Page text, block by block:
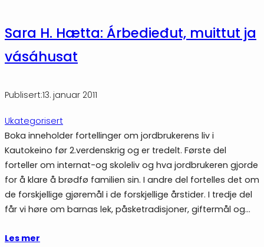
Sara H. Hætta: Árbedieđut, muittut ja
vásáhusat
Publisert:13. januar 2011
Ukategorisert
Boka inneholder fortellinger om jordbrukerens liv i
Kautokeino før 2.verdenskrig og er tredelt. Første del
forteller om internat-og skoleliv og hva jordbrukeren gjorde
for å klare å brødfø familien sin. I andre del fortelles det om
de forskjellige gjøremål i de forskjellige årstider. I tredje del
får vi høre om barnas lek, påsketradisjoner, giftermål og…
Les mer